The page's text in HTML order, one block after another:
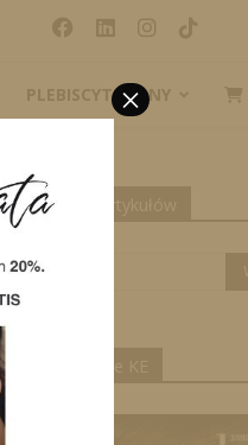
PLEBISCYT_IKONY
artykułów
wydanie KE
×